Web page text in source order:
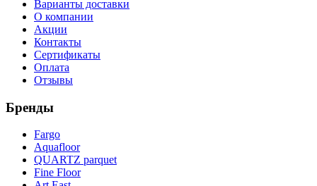
Варианты доставки
О компании
Акции
Контакты
Сертификаты
Оплата
Отзывы
Бренды
Fargo
Aquafloor
QUARTZ parquet
Fine Floor